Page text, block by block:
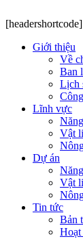
[headershortcode]
Giới thiệu
Về
Ban
Lịch
Lĩnh vực
Vật
Dự án
Vật
Tin tức
Bản
Hoạt